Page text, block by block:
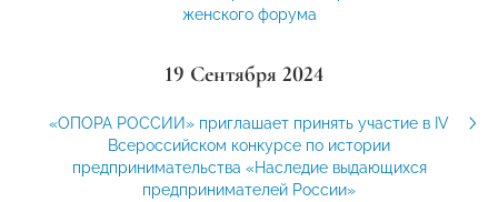
женского форума
19 Сентября 2024
«ОПОРА РОССИИ» приглашает принять участие в IV
Всероссийском конкурсе по истории
предпринимательства «Наследие выдающихся
предпринимателей России»